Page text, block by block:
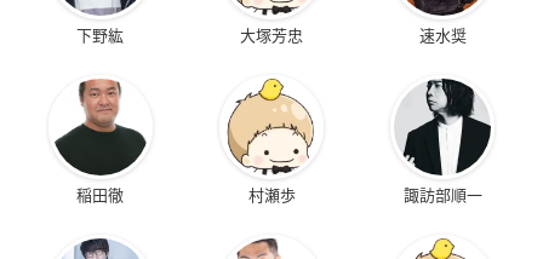
下野紘 大塚芳忠 速水奨
稲田徹 村瀬歩 諏訪部順一